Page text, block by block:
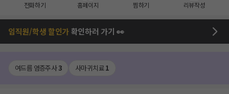
전화하기 홈페이지 찜하기 리뷰작성
임직원/학생 할인가확인하러 가기 👀
여드름 염증주사3 사마귀치료1